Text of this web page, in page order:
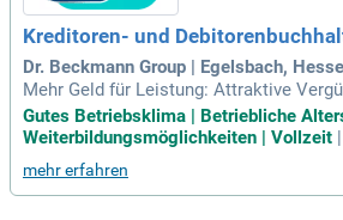
Kreditoren- und
Dr. Beckmann Group | Egelsbach,
Mehr Geld für Leistung: Attraktive
tersvorsorge, zusätzliche betriebliche
RMV-Job Ticket zur privaten und
Benefits-Programm
Gutes Betriebsklima | Betriebliche
Weiterbildungsmöglichkeiten | Vollzeit
mehr erfahren